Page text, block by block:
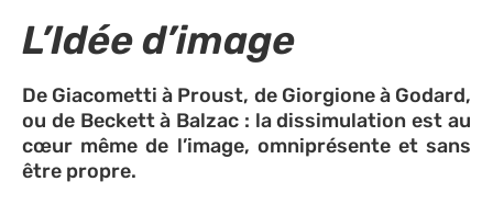
L’Idée d’image
De Giacometti à Proust, de Giorgione à Godard,
ou de Beckett à Balzac : la dissimulation est au
cœur même de l’image, omniprésente et sans
être propre.